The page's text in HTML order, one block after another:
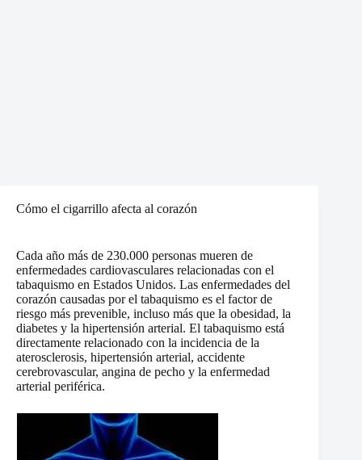
Cómo el cigarrillo afecta al corazón
Cada año más de 230.000 personas mueren de
enfermedades cardiovasculares relacionadas con el
tabaquismo en Estados Unidos. Las enfermedades del
corazón causadas por el tabaquismo es el factor de
riesgo más prevenible, incluso más que la obesidad, la
diabetes y la hipertensión arterial. El tabaquismo está
directamente relacionado con la incidencia de la
aterosclerosis, hipertensión arterial, accidente
cerebrovascular, angina de pecho y la enfermedad
arterial periférica.